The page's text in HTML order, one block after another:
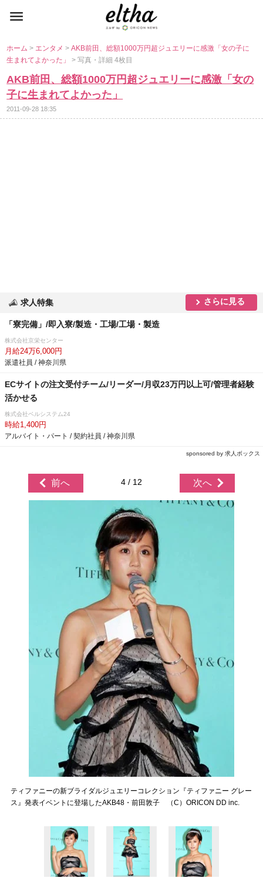
ホーム> エンタメ>AKB前田、総額1000万円超ジュエリーに感激「女の子に
生まれてよかった」> 写真・詳細 4枚目
AKB前田、総額1000万円超ジュエリーに感激「女の
子に生まれてよかった」
2011-09-28 18:35
求人特集 さらに見る
「寮完備」/即入寮/製造・工場/工場・製造
株式会社京栄センター
月給24万6,000円
派遣社員 / 神奈川県
ECサイトの注文受付チーム/リーダー/月収23万円以上可/管理者経験
活かせる
株式会社ベルシステム24
時給1,400円
アルバイト・パート / 契約社員 / 神奈川県
sponsored by 求人ボックス
前へ 4 / 12 次へ
ティファニーの新ブライダルジュエリーコレクション『ティファニー グレー
ス』発表イベントに登場したAKB48・前田敦子 （C）ORICON DD inc.